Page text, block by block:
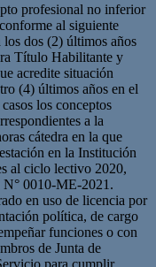
profesional no inferior
al siguiente
dos (2) últimos años
Título Habilitante y
acredite situación
(4) últimos años en el
los conceptos
a la
cátedra en la que
en la Institución
al ciclo lectivo 2020,
N° 0010-ME-2021.
en uso de licencia por
política, de cargo
funciones o con
de Junta de
para cumplir